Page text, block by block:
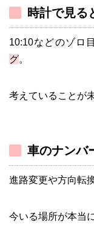
時計で見る
10:10などのゾロ
グ。
考えていることが
車のナンバ
進路変更や方向転
今いる場所が本当